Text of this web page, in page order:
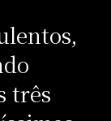
três